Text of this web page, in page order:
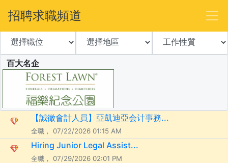
招聘求職頻道
百大名企
【誠徵會計人員】亞凱迪亞会计事務...
全職， 07/22/2026 01:15 AM
Hiring Junior Legal Assist...
全職， 07/29/2026 02:01 PM